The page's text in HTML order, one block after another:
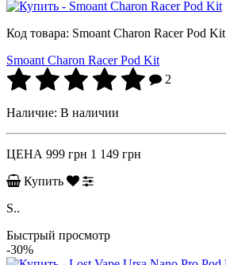
Код товара: Smoant Charon Racer Pod Kit
Smoant Charon Racer Pod Kit
2
Наличие: В наличии
ЦЕНА 999 грн 1 149 грн
Купить
S..
Быстрый просмотр
-30%